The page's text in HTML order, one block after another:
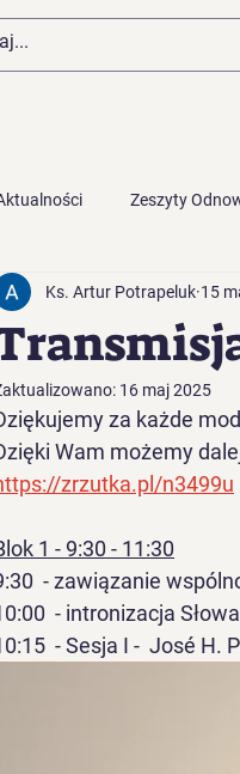
Zeszyty
z diecezji
Ks. Artur Potrapeluk 15
16 maj 2025
za każde
Wam możemy
zrzutka.pl/n3499u
1 - 9:30 - 11:30
- zawiązanie
- intronizacja Słowa
- Sesja I -  José H.